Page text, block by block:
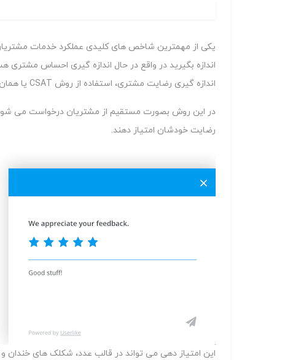
یکی از مهمترین شاخص های کلیدی عملکرد خدمات
اندازه بگیرید در واقع در حال اندازه گیری احساس
اندازه گیری رضایت مشتری، استفاده از روش CSAT یا همان امتیاز رضایت مشتری است.
در این روش بصورت مستقیم از مشتریان درخواست می
رضایت خودشان امتیاز دهند.
این امتیاز دهی می تواند در قالب عدد، شکلک های خندان